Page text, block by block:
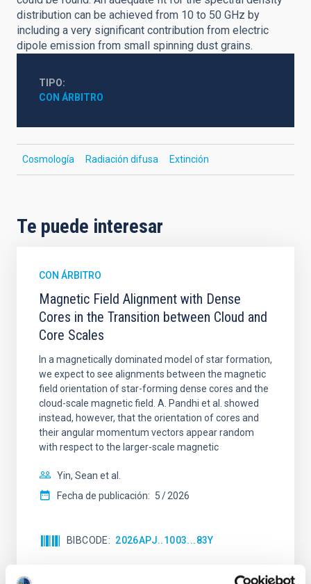
distribution can be achieved from 10 to 50 GHz by
including a very significant contribution from electric
dipole emission from small spinning dust grains.
TIPO
CON ÁRBITRO
Cosmología Radiación difusa Extinción
Te puede interesar
CON ÁRBITRO
Magnetic Field Alignment with Dense
Cores in the Transition between Cloud and
Core Scales
In a magnetically dominated model of star formation,
we expect to see alignments between the magnetic
field orientation of star-forming dense cores and the
cloud-scale magnetic field. A. Pandhi et al. showed
instead, however, that the orientation of cores and
their angular momentum vectors appear random
with respect to the larger-scale magnetic
Yin, Sean et al.
Fecha de publicación: 5 2026
BIBCODE 2026APJ..1003...83Y